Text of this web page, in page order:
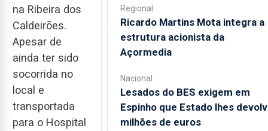
na Ribeira dos
Caldeirões.
Apesar de
ainda ter sido
socorrida no
local e
transportada
para o Hospital
Regional
Ricardo Martins Mota integra a
estrutura acionista da
Açormedia
Nacional
Lesados do BES exigem em
Espinho que Estado lhes
milhões de euros